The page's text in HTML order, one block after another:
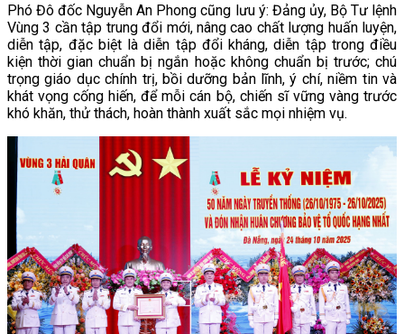
Phó Đô đốc Nguyễn An Phong cũng lưu ý: Đảng ủy, Bộ Tư lệnh
Vùng 3 cần tập trung đổi mới, nâng cao chất lượng huấn luyện,
diễn tập, đặc biệt là diễn tập đổi kháng, diễn tập trong điều
kiện thời gian chuẩn bị ngắn hoặc không chuẩn bị trước; chú
trọng giáo dục chính trị, bồi dưỡng bản lĩnh, ý chí, niềm tin và
khát vọng cống hiến, để mỗi cán bộ, chiến sĩ vững vàng trước
khó khăn, thử thách, hoàn thành xuất sắc mọi nhiệm vụ.